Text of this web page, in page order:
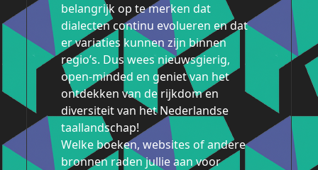
belangrijk op te merken dat
dialecten continu evolueren en dat
er variaties kunnen zijn binnen
regio’s. Dus wees nieuwsgierig,
open-minded en geniet van het
ontdekken van de rijkdom en
diversiteit van het Nederlandse
taallandschap!
Welke boeken, websites of andere
bronnen raden jullie aan voor